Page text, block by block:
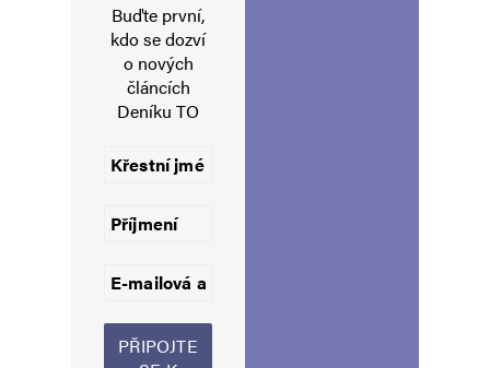
Uložit do prohlížeče jméno, e-mail a webovou stránku pro budoucí
Informujte mě o nových komentářích e-mailem.
Alternative:
Buďte první,
kdo se dozví
o nových
článcích
Deníku TO